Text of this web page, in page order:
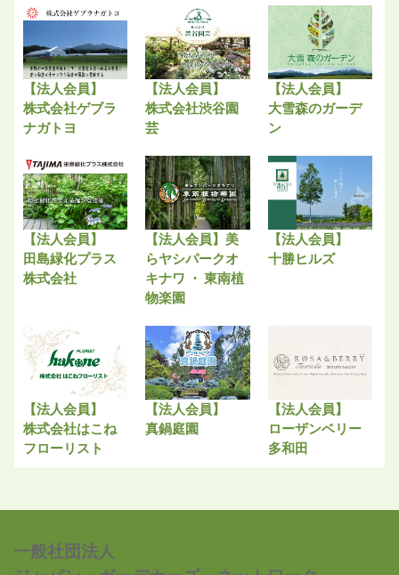
【法人会員】
株式会社ゲブラ
ナガトヨ
【法人会員】
株式会社渋谷園
芸
【法人会員】
大雪森のガーデ
ン
【法人会員】
田島緑化プラス
株式会社
【法人会員】美
らヤシパークオ
キナワ ・ 東南植
物楽園
【法人会員】
十勝ヒルズ
【法人会員】
株式会社はこね
フローリスト
【法人会員】
真鍋庭園
【法人会員】
ローザンベリー
多和田
一般社団法人